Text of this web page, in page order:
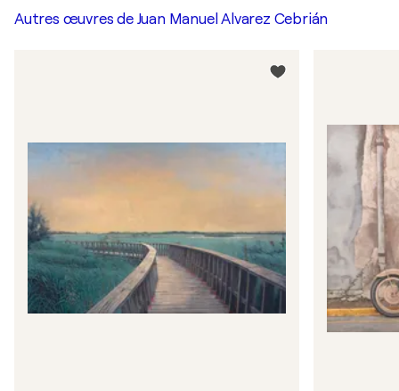
Autres œuvres de Juan Manuel Alvarez Cebrián